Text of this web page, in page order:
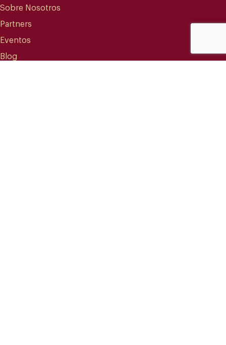
Sobre Nosotros
Partners
Eventos
Blog